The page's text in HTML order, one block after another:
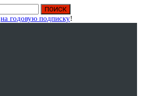
на годовую подписку!